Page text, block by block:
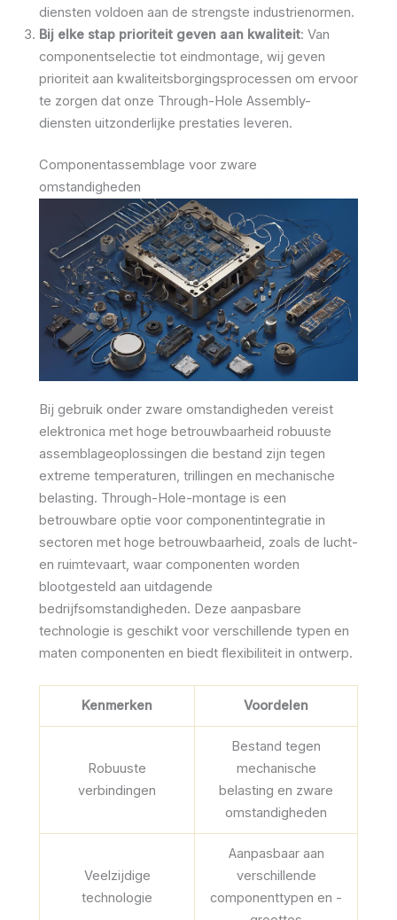
diensten voldoen aan de strengste industrienormen.
Bij elke stap prioriteit geven aan kwaliteit: Van
componentselectie tot eindmontage, wij geven
prioriteit aan kwaliteitsborgingsprocessen om ervoor
te zorgen dat onze Through-Hole Assembly-
diensten uitzonderlijke prestaties leveren.
Componentassemblage voor zware
omstandigheden
Bij gebruik onder zware omstandigheden vereist
elektronica met hoge betrouwbaarheid robuuste
assemblageoplossingen die bestand zijn tegen
extreme temperaturen, trillingen en mechanische
belasting. Through-Hole-montage is een
betrouwbare optie voor componentintegratie in
sectoren met hoge betrouwbaarheid, zoals de lucht-
en ruimtevaart, waar componenten worden
blootgesteld aan uitdagende
bedrijfsomstandigheden. Deze aanpasbare
technologie is geschikt voor verschillende typen en
maten componenten en biedt flexibiliteit in ontwerp.
Kenmerken Voordelen
Robuuste
verbindingen
Bestand tegen
mechanische
belasting en zware
omstandigheden
Veelzijdige
technologie
Aanpasbaar aan
verschillende
componenttypen en -